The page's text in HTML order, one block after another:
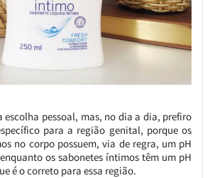
escolha pessoal, mas, no dia a dia, prefiro
para a região genital, porque os
no corpo possuem, via de regra, um pH
os sabonetes íntimos têm um pH
é o correto para essa região.